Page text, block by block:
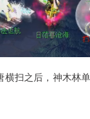
扫之后，神木林单